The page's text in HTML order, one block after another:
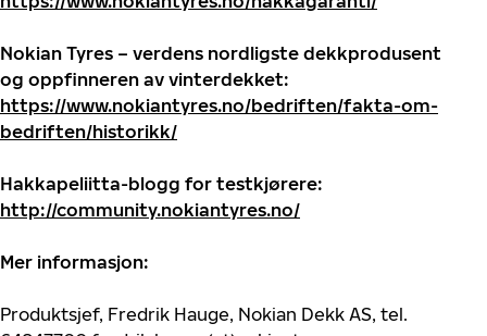
Nokian Tyres – verdens nordligste dekkprodusent
og oppfinneren av vinterdekket:
https://www.nokiantyres.no/bedriften/fakta-om-
bedriften/historikk/
Hakkapeliitta-blogg for testkjørere:
http://community.nokiantyres.no/
Mer informasjon:
Produktsjef, Fredrik Hauge, Nokian Dekk AS, tel.